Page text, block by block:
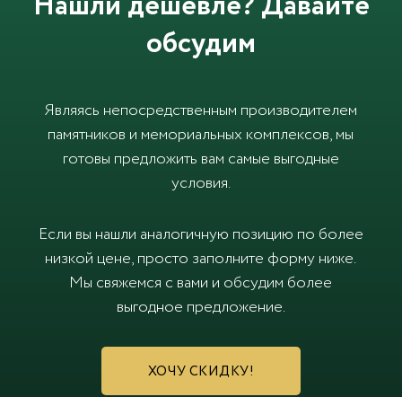
обсудим
Являясь непосредственным производителем
памятников и мемориальных комплексов, мы
готовы предложить вам самые выгодные
условия.
Если вы нашли аналогичную позицию по более
низкой цене, просто заполните форму ниже.
Мы свяжемся с вами и обсудим более
выгодное предложение.
ХОЧУ СКИДКУ!